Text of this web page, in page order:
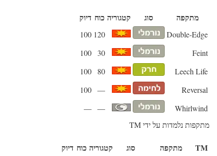
מתקפה סוג קטגוריה כוח דיוק
Double-Edge
120
100
Feint
30
100
Leech Life
80
100
Reversal
—
100
Whirlwind
—
—
מתקפות נלמדות על ידי TM
TM מתקפה סוג קטגוריה כוח דיוק